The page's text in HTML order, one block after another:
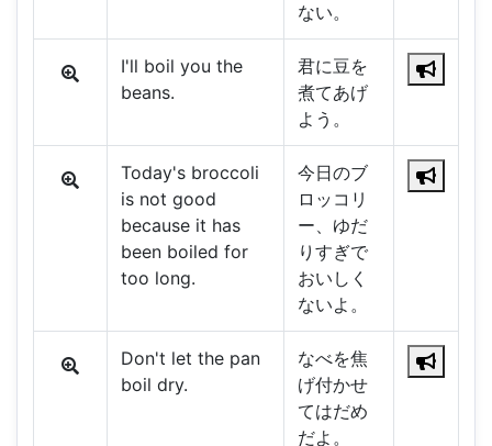
ない。
I'll boil you the
beans.
君に豆を
煮てあげ
よう。
Today's broccoli
is not good
because it has
been boiled for
too long.
今日のブ
ロッコリ
ー、ゆだ
りすぎで
おいしく
ないよ。
Don't let the pan
boil dry.
なべを焦
げ付かせ
てはだめ
だよ。